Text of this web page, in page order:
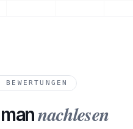
nachlesen